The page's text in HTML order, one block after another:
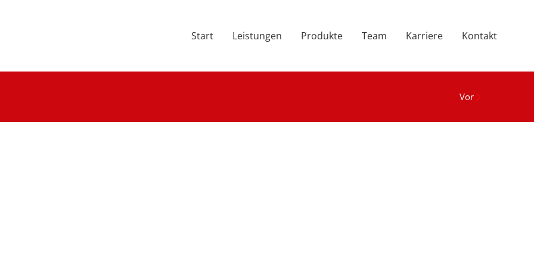
Start Leistungen Produkte Team Karriere Kontakt
Vor